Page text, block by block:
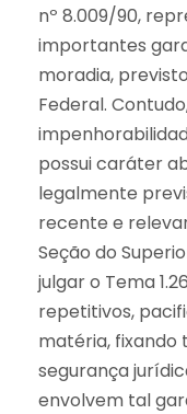
nº 8.009/90,
importantes
moradia,
Federal.
possui caráter
legalmente
recente e
Seção do
julgar o Tema
repetitivos,
matéria, fixando
segurança
envolvem tal